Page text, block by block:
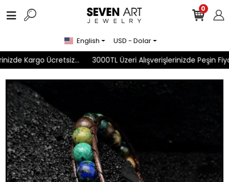
Kargo Ücretsiz... 3000TL Üzeri Alışverişlerinizde Peşin
0
English USD - Dolar